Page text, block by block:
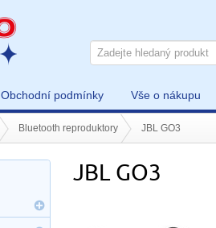
Obchodní podmínky Vše o nákupu
Bluetooth reproduktory JBL GO3
JBL GO3